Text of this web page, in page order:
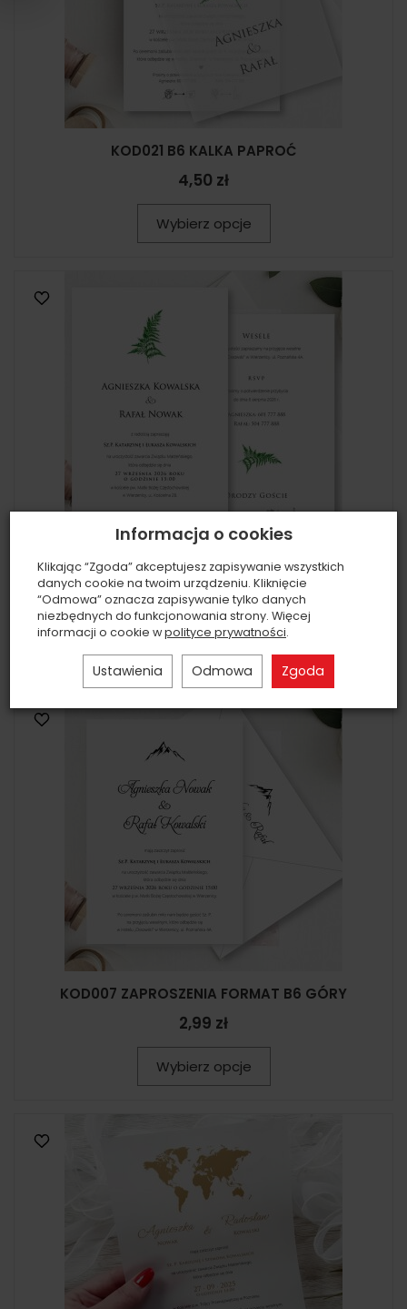
KOD021 B6 KALKA PAPROĆ
4,50 zł
Wybierz opcje
KOD016 ZAPROSZENIA FORMAT B6 PAPROĆ
3,19 zł
Wybierz opcje
KOD007 ZAPROSZENIA FORMAT B6 GÓRY
2,99 zł
Wybierz opcje
Informacja o cookies
Klikając “Zgoda” akceptujesz zapisywanie wszystkich
danych cookie na twoim urządzeniu. Kliknięcie
“Odmowa” oznacza zapisywanie tylko danych
niezbędnych do funkcjonowania strony. Więcej
informacji o cookie wpolityce prywatności.
Ustawienia Odmowa Zgoda